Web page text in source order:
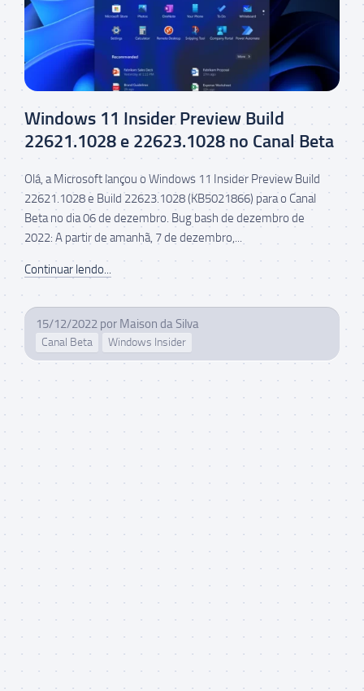
Windows 11 Insider Preview Build
22621.1028 e 22623.1028 no Canal Beta
Olá, a Microsoft lançou o Windows 11 Insider Preview Build
22621.1028 e Build 22623.1028 (KB5021866) para o Canal
Beta no dia 06 de dezembro. Bug bash de dezembro de
2022: A partir de amanhã, 7 de dezembro,...
Continuar lendo...
15/12/2022 por Maison da Silva
Canal Beta Windows Insider